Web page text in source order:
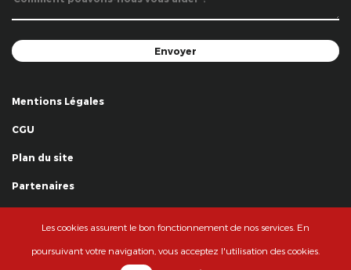
Mentions Légales
CGU
Plan du site
Partenaires
© La Grande Famille des Clowns - 2018
Les cookies assurent le bon fonctionnement de nos services. En
poursuivant votre navigation, vous acceptez l'utilisation des cookies.